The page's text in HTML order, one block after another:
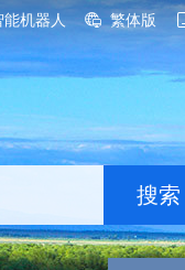
能机器人 繁体版